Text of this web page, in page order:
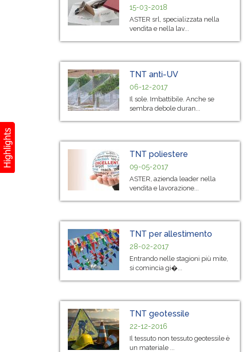
15-03-2018
ASTER srl, specializzata nella
vendita e nella lav...
TNT anti-UV
06-12-2017
Il sole. Imbattibile. Anche se
sembra debole duran...
TNT poliestere
09-05-2017
ASTER, azienda leader nella
vendita e lavorazione...
TNT per allestimento
28-02-2017
Entrando nelle stagioni più mite,
si comincia gi�...
TNT geotessile
22-12-2016
Il tessuto non tessuto geotessile è
un materiale ...